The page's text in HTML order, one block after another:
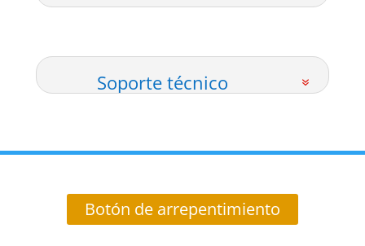
Soporte técnico
Botón de arrepentimiento